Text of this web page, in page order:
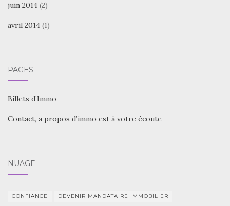
juin 2014 (2)
avril 2014 (1)
PAGES
Billets d’Immo
Contact, a propos d’immo est à votre écoute
NUAGE
CONFIANCE DEVENIR MANDATAIRE IMMOBILIER